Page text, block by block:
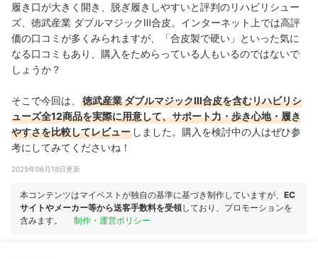
履き口が大きく開き、脱ぎ履きしやすいと評判のリハビリシュー
ズ、徳武産業 ダブルマジックⅢ合皮。インターネット上では高評
価の口コミが多くみられますが、「合皮製で硬い」といった気に
なる口コミもあり、購入をためらっている人もいるのではないで
しょうか？
そこで今回は、
徳武産業 ダブルマジックⅢ合皮を含むリハビリシ
ューズ全12商品を実際に用意して、サポート力・歩き心地・履き
やすさを比較してレビュー しました。購入を検討中の人はぜひ参
考にしてみてくださいね！
2025年06月18日更新
本コンテンツはマイベストが独自の基準に基づき制作していますが、 EC
サイトやメーカー等から送客手数料を受領しており、プロモーションを
含みます。
制作・運営ポリシー